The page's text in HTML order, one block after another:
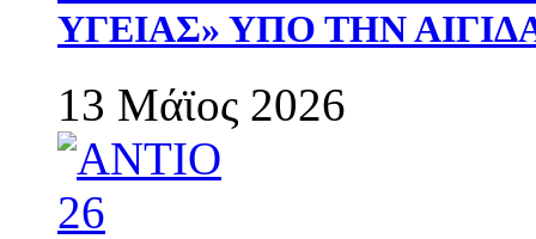
ΥΓΕΙΑΣ» ΥΠΟ ΤΗΝ
13 Μάϊος 2026